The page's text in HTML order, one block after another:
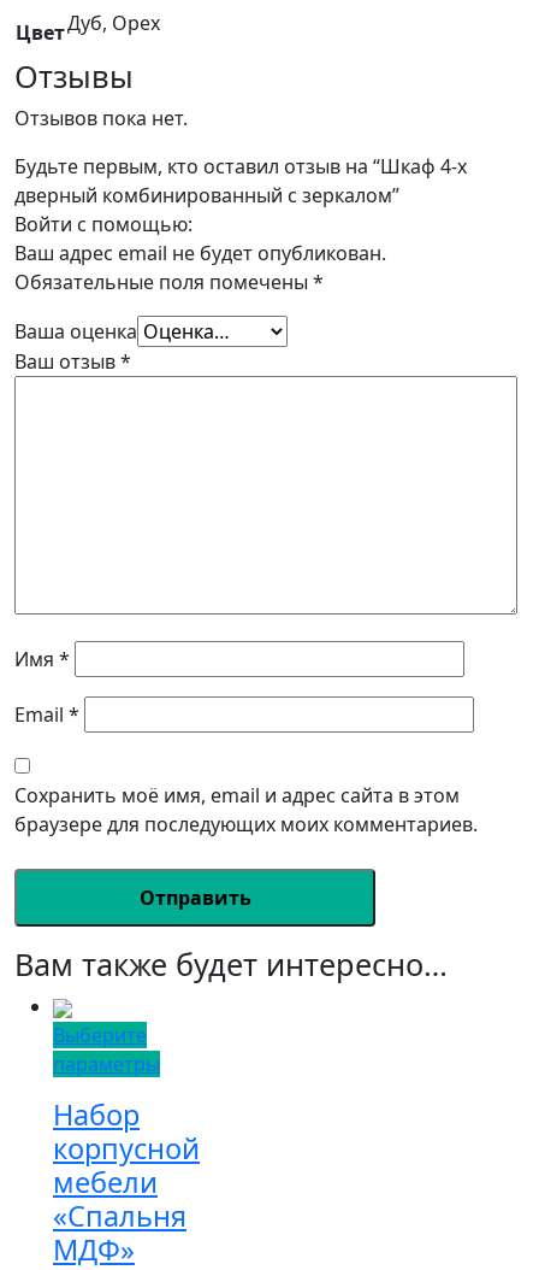
ЦветДуб, Орех
Отзывы
Отзывов пока нет.
Будьте первым, кто оставил отзыв на “Шкаф 4-х
дверный комбинированный с зеркалом”
Войти с помощью:
Ваш адрес email не будет опубликован.
Обязательные поля помечены *
Ваша оценка
Ваш отзыв*
Имя *
Email *
Сохранить моё имя, email и адрес сайта в этом
браузере для последующих моих комментариев.
Вам также будет интересно…
Выберите
параметры
Набор
корпусной
мебели
«Спальня
МДФ»